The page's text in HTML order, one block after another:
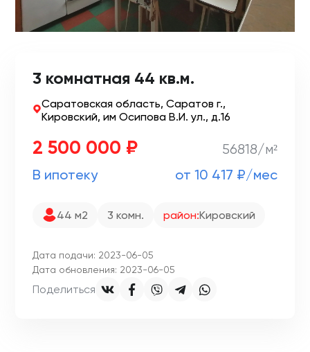
3 комнатная 44 кв.м.
Саратовская область, Саратов г.,
Кировский, им Осипова В.И. ул., д.16
2 500 000 ₽ 56818/м²
В ипотеку от 10 417 ₽/мес
44 м2 3 комн. район:Кировский
Дата подачи: 2023-06-05
Дата обновления: 2023-06-05
Поделиться